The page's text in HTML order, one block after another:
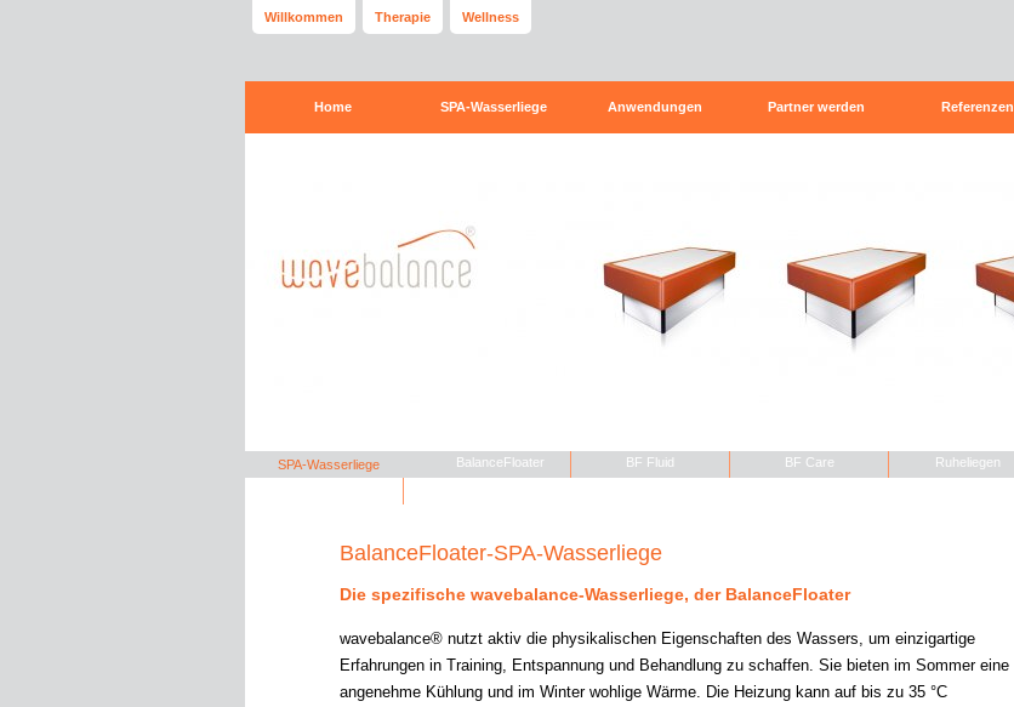
Willkommen Therapie Wellness
Home SPA-Wasserliege Anwendungen Partner werden Referenzen
SPA-Wasserliege BalanceFloater BF Fluid BF Care Ruheliegen
BalanceFloater-SPA-Wasserliege
Die spezifische wavebalance-Wasserliege, der BalanceFloater
wavebalance® nutzt aktiv die physikalischen Eigenschaften des Wassers, um einzigartige
Erfahrungen in Training, Entspannung und Behandlung zu schaffen. Sie bieten im Sommer eine
angenehme Kühlung und im Winter wohlige Wärme. Die Heizung kann auf bis zu 35 °C